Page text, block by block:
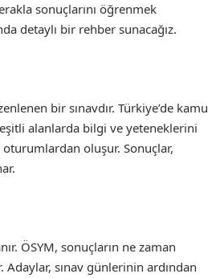
sonuçlarını öğrenmek
detaylı bir rehber sunacağız.
bir sınavdır. Türkiye’de kamu
alanlarda bilgi ve yeteneklerini
oluşur. Sonuçlar,
ÖSYM, sonuçların ne zaman
Adaylar, sınav günlerinin ardından